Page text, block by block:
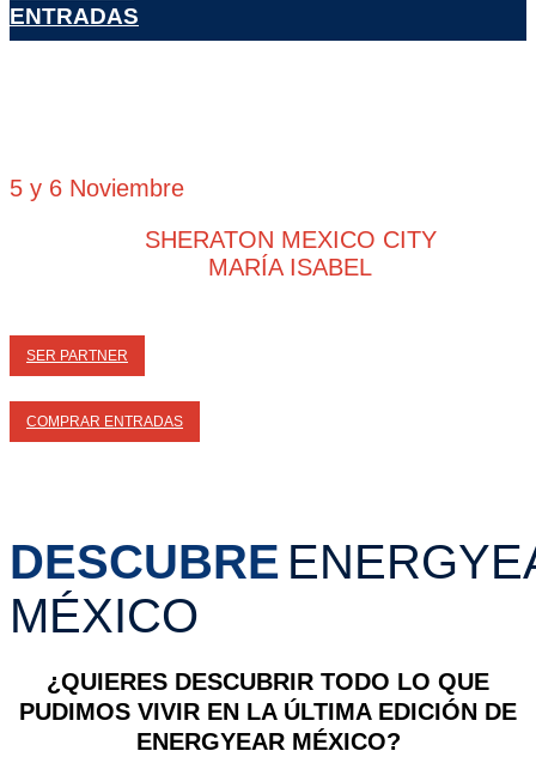
ENTRADAS
5 y 6 Noviembre
SHERATON MEXICO CITY
MARÍA ISABEL
SER PARTNER
COMPRAR ENTRADAS
DESCUBRE
MÉXICO
¿QUIERES DESCUBRIR TODO LO QUE
PUDIMOS VIVIR EN LA ÚLTIMA EDICIÓN DE
ENERGYEAR MÉXICO?